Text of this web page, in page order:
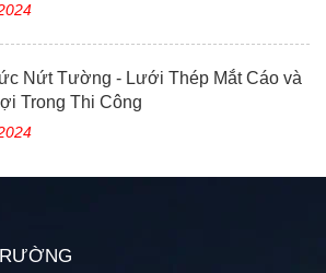
Nứt Tường - Lưới Thép Mắt Cáo và
Trong Thi Công